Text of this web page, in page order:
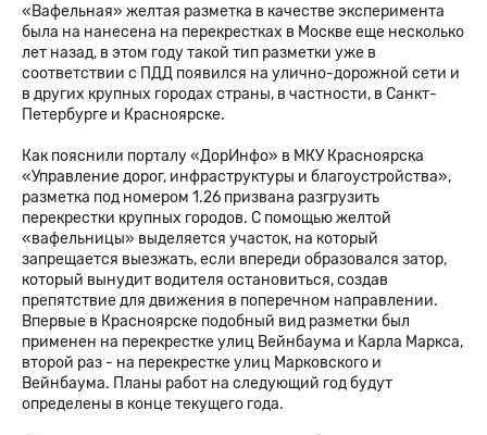
«Вафельная» желтая разметка в качестве эксперимента
была на нанесена на перекрестках в Москве еще несколько
лет назад, в этом году такой тип разметки уже в
соответствии с ПДД появился на улично-дорожной сети и
в других крупных городах страны, в частности, в Санкт-
Петербурге и Красноярске.
Как пояснили порталу «ДорИнфо» в МКУ Красноярска
«Управление дорог, инфраструктуры и благоустройства»,
разметка под номером 1.26 призвана разгрузить
перекрестки крупных городов. С помощью желтой
«вафельницы» выделяется участок, на который
запрещается выезжать, если впереди образовался затор,
который вынудит водителя остановиться, создав
препятствие для движения в поперечном направлении.
Впервые в Красноярске подобный вид разметки был
применен на перекрестке улиц Вейнбаума и Карла Маркса,
второй раз - на перекрестке улиц Марковского и
Вейнбаума. Планы работ на следующий год будут
определены в конце текущего года.